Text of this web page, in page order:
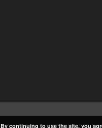
By continuing to use the site, you